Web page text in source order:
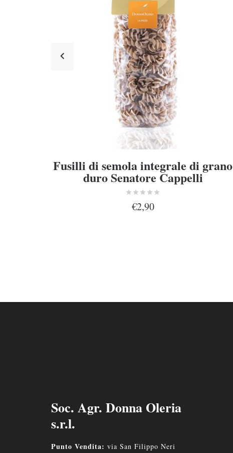
Fusilli di semola integrale di grano
duro Senatore Cappelli
€2,90
Soc. Agr. Donna Oleria
s.r.l.
Punto Vendita: via San Filippo Neri